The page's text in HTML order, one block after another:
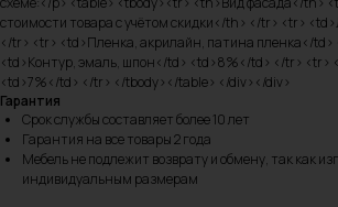
стоимости товара с учётом скидки</th> </tr> <tr>
</tr> <tr> <td>Пленка, акрилайн, патина пленка</
<td>Контур, эмаль, шпон</td> <td>8%</td> </tr> <tr>
<td>7%</td> </tr> </tbody></table> </div></div>
Гарантия
Срок службы составляет более 10 лет
Гарантия на все товары 2 года
Мебель не подлежит возврату и обмену, так как
индивидуальным размерам